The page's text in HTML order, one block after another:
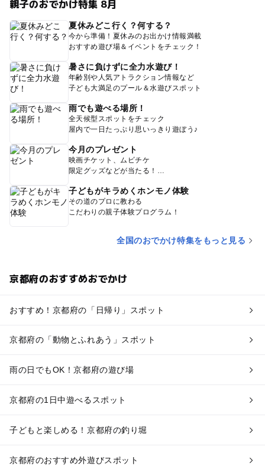
親子のおでかけ特集 8月
夏休みどこ行く？何する？
今から準備！夏休みのお出かけ情報満載
おすすめ遊び場＆イベントをチェック！
暑さに負けずに全力水遊び！
年齢別や人気アトラクション情報など
子ども大満足のプール＆水遊びスポット
雨でも遊べる場所！
全天候型スポットをチェック
屋内で一日たっぷり思いっきり遊ぼう♪
今月のプレゼント
映画チケット、ムビチケ
限定グッズなどが当たる！
子どもがキラめくホンモノ体験
その道のプロに教わる
こだわりの親子体験プログラム！
全国のおでかけ特集をもっと見る
京都府のおすすめおでかけ
おすすめ！京都府の「日帰り」スポット
京都府の「動物とふれあう」スポット
雨の日でもOK！京都府の遊び場
京都府の1日中遊べるスポット
子どもと楽しめる！京都府の釣り堀
京都府のおすすめ外遊びスポット